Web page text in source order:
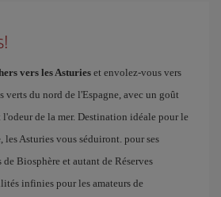
vers les Asturies et envolez-vous vers
verts du nord de l'Espagne, avec un goût
de la mer. Destination idéale pour le
, les Asturies vous séduiront. pour ses
de Biosphère et autant de Réserves
infinies pour les amateurs de